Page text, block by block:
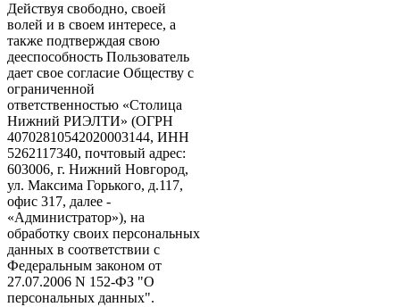
Действуя свободно, своей
волей и в своем интересе, а
также подтверждая свою
дееспособность Пользователь
дает свое согласие Обществу с
ограниченной
ответственностью «Столица
Нижний РИЭЛТИ» (ОГРН
40702810542020003144, ИНН
5262117340, почтовый адрес:
603006, г. Нижний Новгород,
ул. Максима Горького, д.117,
офис 317, далее -
«Администратор»), на
обработку своих персональных
данных в соответствии с
Федеральным законом от
27.07.2006 N 152-ФЗ "О
персональных данных".